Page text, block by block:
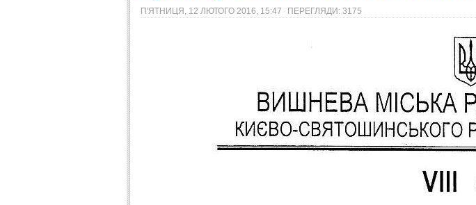
П'ЯТНИЦЯ, 12 ЛЮТОГО 2016, 15:47 ПЕРЕГЛЯДИ: 3175